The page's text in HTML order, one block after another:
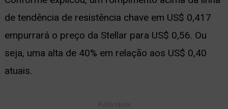
de tendência de resistência chave em US$ 0,417
empurrará o preço da Stellar para US$ 0,56. Ou
seja, uma alta de 40% em relação aos US$ 0,40
atuais.
Publicidade